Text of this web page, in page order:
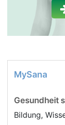
MySana
Gesundheit
Bildung,